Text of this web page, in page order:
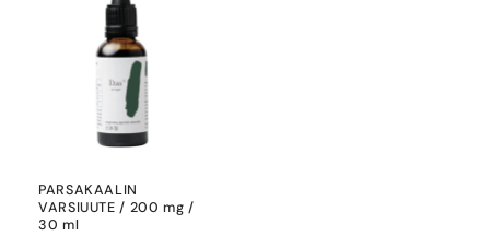
PARSAKAALIN
VARSIUUTE / 200 mg /
30 ml